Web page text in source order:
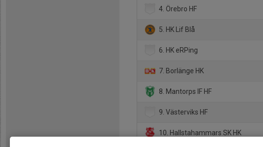
4. Örebro HF
5. HK Lif Blå
6. HK eRPing
7. Borlänge HK
8. Mantorps IF HF
9. Västerviks HF
10. Hallstahammars SK HK